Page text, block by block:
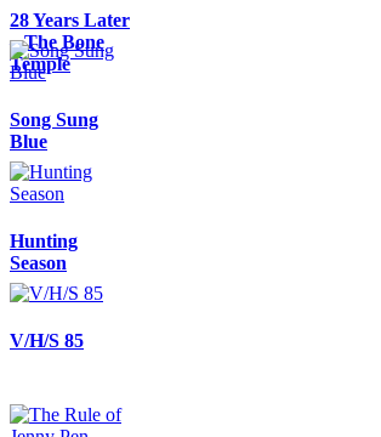
28 Years Later
– The Bone
Temple
Song Sung
Blue
Hunting
Season
V/H/S 85